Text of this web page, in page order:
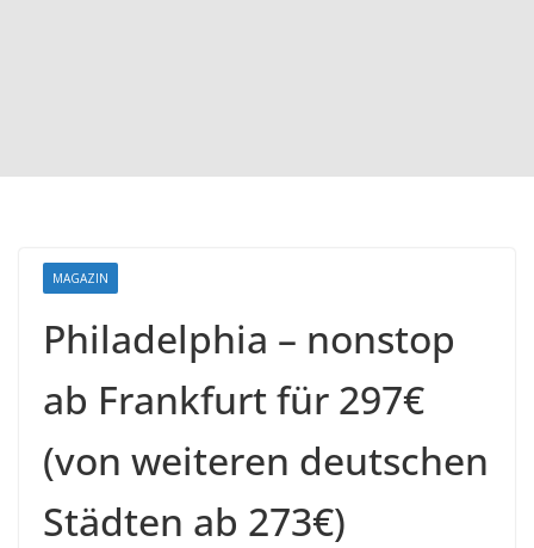
MAGAZIN
Philadelphia – nonstop
ab Frankfurt für 297€
(von weiteren deutschen
Städten ab 273€)